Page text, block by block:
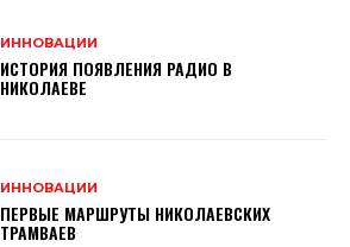
ИННОВАЦИИ
ИСТОРИЯ ПОЯВЛЕНИЯ РАДИО В
НИКОЛАЕВЕ
ИННОВАЦИИ
ПЕРВЫЕ МАРШРУТЫ НИКОЛАЕВСКИХ
ТРАМВАЕВ